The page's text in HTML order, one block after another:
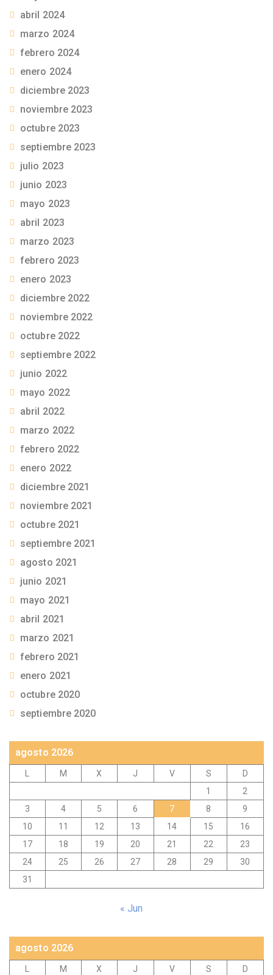
abril 2024
marzo 2024
febrero 2024
enero 2024
diciembre 2023
noviembre 2023
octubre 2023
septiembre 2023
julio 2023
junio 2023
mayo 2023
abril 2023
marzo 2023
febrero 2023
enero 2023
diciembre 2022
noviembre 2022
octubre 2022
septiembre 2022
junio 2022
mayo 2022
abril 2022
marzo 2022
febrero 2022
enero 2022
diciembre 2021
noviembre 2021
octubre 2021
septiembre 2021
agosto 2021
junio 2021
mayo 2021
abril 2021
marzo 2021
febrero 2021
enero 2021
octubre 2020
septiembre 2020
agosto 2026
L M X J V S
D
1
2
3
4 5 6 7 8
9
10
11 12 13 14 15
16
17
18 19 20 21 22
23
24
25 26 27 28 29
30
31
« Jun
agosto 2026
L M X J V S
D